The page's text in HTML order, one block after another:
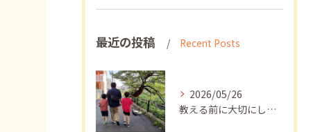
最近の投稿 Recent Posts
2026/05/26
教える前に大切にしたいこと